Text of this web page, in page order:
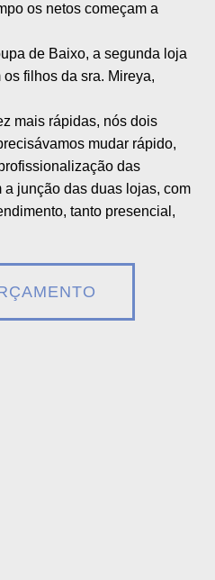
os netos começam a
de Baixo, a segunda loja
filhos da sra. Mireya,
mais rápidas, nós dois
mudar rápido,
das
junção das duas lojas, com
tanto presencial,